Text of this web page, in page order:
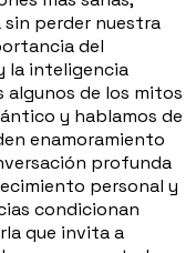
perder nuestra
del
la inteligencia
algunos de los mitos
y hablamos de
enamoramiento
profunda
personal y
condicionan
que invita a